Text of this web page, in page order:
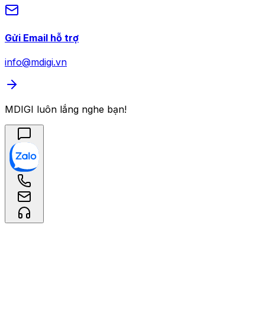
Gửi Email hỗ trợ
info@mdigi.vn
MDIGI luôn lắng nghe bạn!